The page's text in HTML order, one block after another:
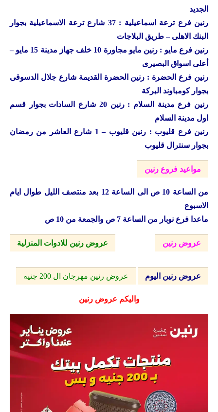
الجديد
رنين فرع ترعة اسماعيلية : 37 شارع ترعة الاسماعيلية بجوار
البنك الاهلى – طريق البلاجات
رنين فرع مايو : رنين مايو مجاورة 10 خلف جهاز مدينة 15 مايو –
أعلى اسواق البصيرى
رنين فرع الحضرة : رنين الحضرة القديمة شارع جلال الدسوقى
بجوار كومباوند البركة
رنين فرع مدينة السلام : رنين 20 شارع السادات بجوار قسم
اول مدينة السلام
رنين فرع قليوب : رنين قليوب – 1 شارع العاشر من رمضان
بجوار سنترال قليوب
مواعيد فروع رنين
من الساعة 10 ص الى الساعة 12 بعد منتصف الليل طوال ايام
الاسبوع
ماعدا فرع نوبار من الساعة 7 ص والجمعة من 10 ص
عروض رنين عروض رنين للادوات المنزلية
عروض رنين اليوم عروض رنين مهرجان ال 200 جنيه
واليكم عروض رنين